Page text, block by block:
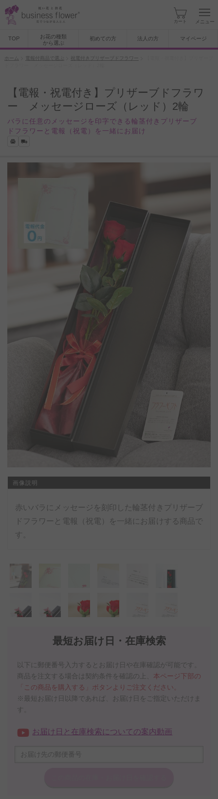
カート メニュー
TOP
お花の種類
から選ぶ
初めての方 法人の方 マイページ
ホーム 電報付商品で選ぶ 祝電付きプリザーブドフラワー
【電報・祝電付き】プリザーブドフラワ
ー メッセージローズ（レッド）2輪
バラに任意のメッセージを印字できる輪茎付きプリザーブ
ドフラワーと電報（祝電）を一緒にお届け
最短お届け日・在庫検索
以下に郵便番号入力するとお届け日や在庫確認が可能です。
商品を注文する場合は契約条件を確認の上、 本ページ下部の
「この商品を購入する」ボタンよりご注文ください。
※最短お届け日以降であれば、お届け日をご指定いただけま
す。
お届け日と在庫検索についての案内動画
画像説明
赤いバラにメッセージを刻印した輪茎付きプリザーブ
ドフラワーと電報（祝電）を一緒にお届けする商品で
す。